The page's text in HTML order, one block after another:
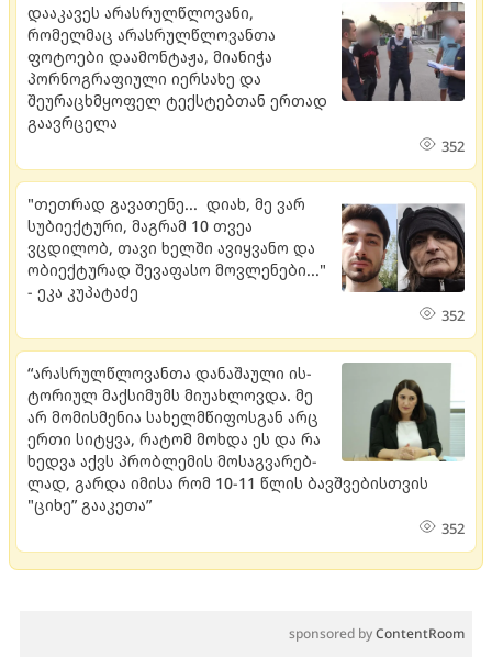
დააკავეს არასრულწლოვანი,
რომელმაც არასრულწლოვანთა
ფოტოები დაამონტაჟა, მიანიჭა
პორნოგრაფიული იერსახე და
შეურაცხმყოფელ ტექსტებთან ერთად
გაავრცელა
352
"თეთრად გავათენე... დიახ, მე ვარ
სუბიექტური, მაგრამ 10 თვეა
ვცდილობ, თავი ხელში ავიყვანო და
ობიექტურად შევაფასო მოვლენები..."
- ეკა კუპატაძე
352
“არას­რულ­წლო­ვან­თა და­ნა­შა­უ­ლი ის­
ტო­რი­ულ მაქ­სი­მუმს მი­უ­ახ­ლოვ­და. მე
არ მო­მის­მე­ნია სა­ხელ­მწი­ფოს­გან არც
ერთი სი­ტყვა, რა­ტომ მოხ­და ეს და რა
ხედ­ვა აქვს პრობ­ლე­მის მო­საგ­ვა­რებ­
ლად, გარ­და იმი­სა რომ 10-11 წლის ბავ­შვე­ბის­თვის
"ციხე” გა­ა­კე­თა”
352
sponsored byContentRoom